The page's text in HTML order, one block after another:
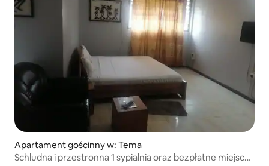
Apartament gościnny w: Tema
Schludna i przestronna 1 sypialnia oraz bezpłatne miejsce